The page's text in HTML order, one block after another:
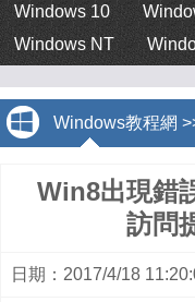
Windows 10
Windows NT
Windows教程網
Win8出現錯
訪問
日期：2017/4/18